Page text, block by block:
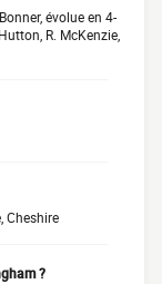
évolue en 4-
R. McKenzie,
Cheshire
?